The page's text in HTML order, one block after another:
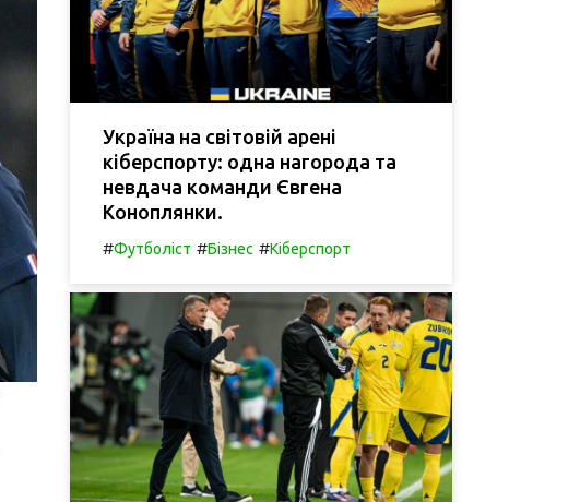
Україна на світовій арені
кіберспорту: одна нагорода та
невдача команди Євгена
Коноплянки.
#Футболіст #Бізнес #Кіберспорт